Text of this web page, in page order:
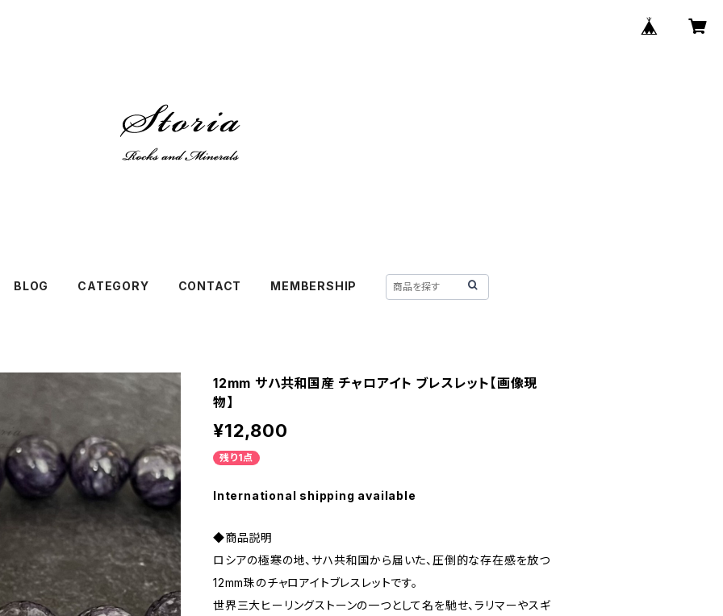
BLOG CATEGORY CONTACT MEMBERSHIP
12mm サハ共和国産 チャロアイト ブレスレット【画像現
物】
¥12,800
残り1点
International shipping available
◆商品説明
ロシアの極寒の地、サハ共和国から届いた、圧倒的な存在感を放つ
12mm珠のチャロアイトブレスレットです。
世界三大ヒーリングストーンの一つとして名を馳せ、ラリマーやスギ